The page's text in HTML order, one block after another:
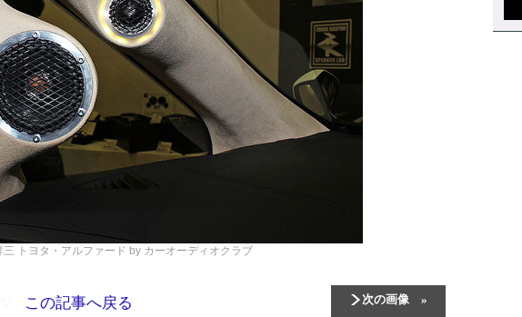
三 トヨタ・アルファード by カーオーディオクラブ
次の画像
この記事へ戻る